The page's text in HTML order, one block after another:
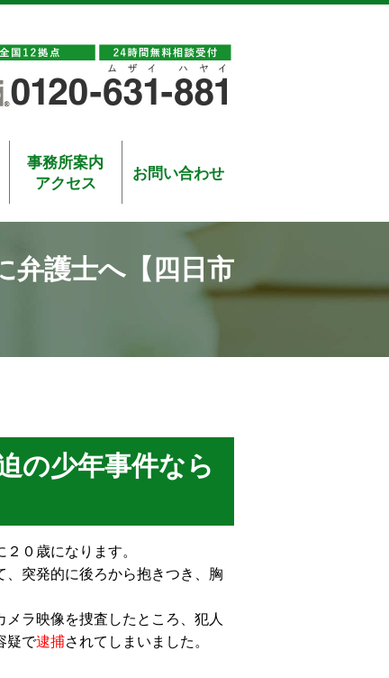
事務所案内
アクセス
お問い合わせ
護士へ【四日市
の少年事件なら
０歳になります。
突発的に後ろから抱きつき、胸
ラ映像を捜査したところ、犯人
疑で逮捕されてしまいました。